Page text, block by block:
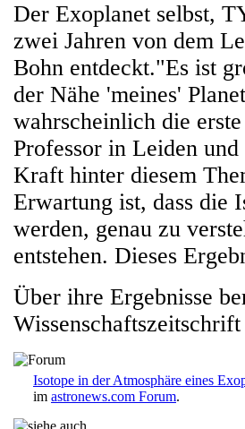
Der Exoplanet selbst,
zwei Jahren von dem
Bohn entdeckt."Es ist
der Nähe 'meines'
wahrscheinlich die
Professor in Leiden
Kraft hinter diesem
Erwartung ist, dass die
werden, genau zu
entstehen. Dieses
Über ihre Ergebnisse
Wissenschaftszeitschrift
Isotope in der Atmosphäre eines
im astronews.com Forum.